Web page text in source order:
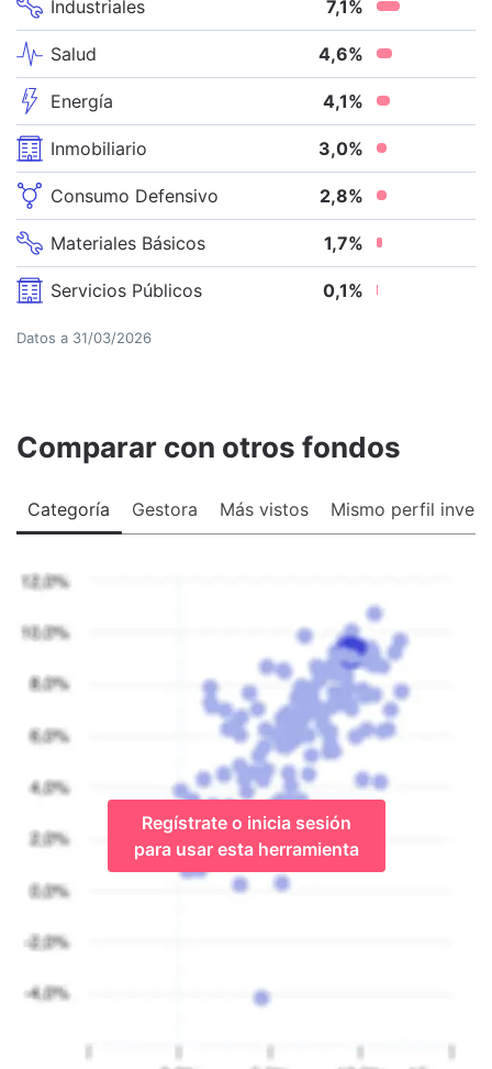
Industriales 7,1%
Salud 4,6%
Energía 4,1%
Inmobiliario 3,0%
Consumo Defensivo 2,8%
Materiales Básicos 1,7%
Servicios Públicos 0,1%
Datos a 31/03/2026
Comparar con otros fondos
Categoría Gestora Más vistos Mismo perfil
Regístrate o inicia sesión
para usar esta herramienta